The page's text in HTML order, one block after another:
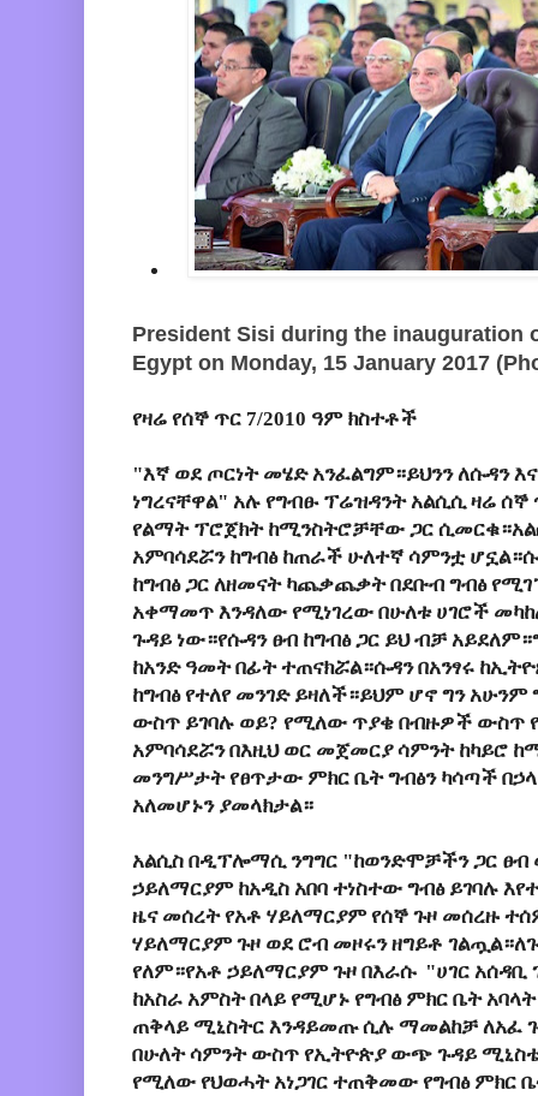
President Sisi during the inauguration
Egypt on Monday, 15 January 2017
የዛሬ የሰኞ ጥር 7/2010 ዓም ክስተቶች
"እኛ ወደ ጦርነት መሄድ አንፈልግም።ይህንን ለሱዳን
ነግረናቸዋል" አሉ የግብፁ ፕሬዝዳንት አልሲሲ ዛሬ ሰኞ
የልማት ፕሮጀክት ከሚንስትሮቻቸው ጋር
አምባሳደሯን ከግብፅ ከጠራች ሁለተኛ ሳምንቷ
ከግብፅ ጋር ለዘመናት ካጨቃጨቃት በደቡብ ግብፅ
አቀማመጥ እንዳለው የሚነገረው በሁለቱ ሀገሮች
ጉዳይ ነው።የሱዳን ፀብ ከግብፅ ጋር ይህ ብቻ
ከአንድ ዓመት በፊት ተጠናክሯል።ሱዳን በአንፃሩ
ከግብፅ የተለየ መንገድ ይዛለች።ይህም ሆኖ ግን አሁንም
ውስጥ ይገባሉ ወይ? የሚለው ጥያቄ በብዙዎች ውስጥ
አምባሳደሯን በእዚህ ወር መጀመርያ ሳምንት ከካይሮ
መንግሥታት የፀጥታው ምክር ቤት ግብፅን ካሳጣች
አለመሆኑን ያመላክታል።
አልሲስ በዲፕሎማሲ ንግግር "ከወንድሞቻችን ጋር ፀብ
ኃይለማርያም ከአዲስ አበባ ተነስተው ግብፅ ይገባሉ
ዜና መሰረት የአቶ ሃይለማርያም የሰኞ ጉዞ መሰረዙ
ሃይለማርያም ጉዞ ወደ ሮብ መዞሩን ዘግይቶ
የለም።የአቶ ኃይለማርያም ጉዞ በእራሱ "ሀገር አሰዳቢ
ከአስራ አምስት በላይ የሚሆኑ የግብፅ ምክር ቤት
ጠቅላይ ሚኒስትር እንዳይመጡ ሲሉ ማመልከቻ ለአፈ
በሁለት ሳምንት ውስጥ የኢትዮጵያ ውጭ ጉዳይ
የሚለው የህወሓት አነጋገር ተጠቅመው የግብፅ ምክር